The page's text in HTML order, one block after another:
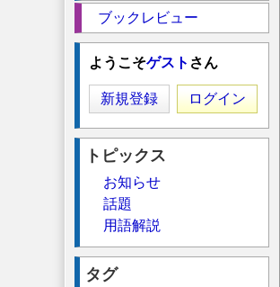
ブックレビュー
ようこそゲスト さん
新規登録 ログイン
トピックス
お知らせ
話題
用語解説
タグ